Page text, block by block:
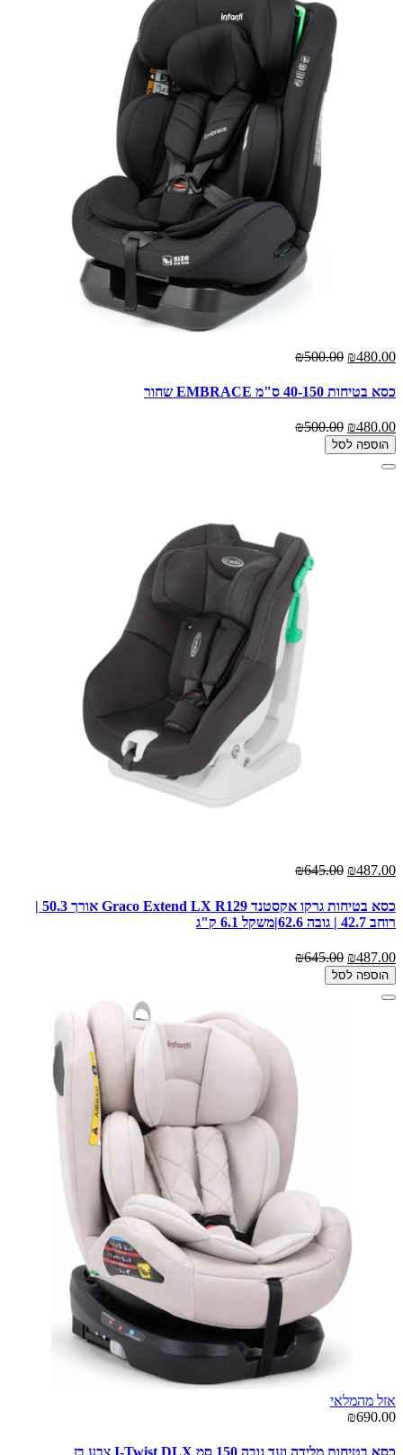
₪480.00
₪500.00
כסא בטיחות 40-150 ס"מ EMBRACE שחור
₪480.00
₪500.00
הוספה לסל
₪487.00
₪645.00
כסא בטיחות גרקו אקסטנד Graco Extend LX R129 אורך 50.3 |
רוחב 42.7 | גובה 62.6|משקל 6.1 ק"ג
₪487.00
₪645.00
הוספה לסל
אזל מהמלאי
₪690.00
כסא בטיחות מלידה ועד גובה 150 סמ I-Twist DLX צבע בז